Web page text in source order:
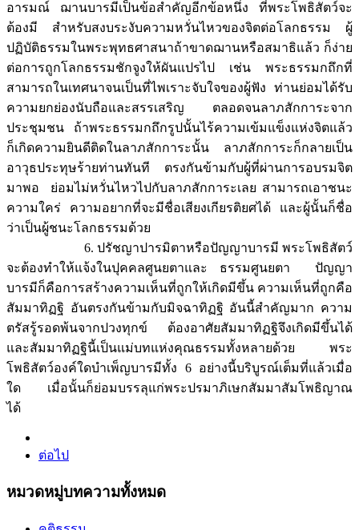
อารมณ์ ฌานบารมีเป็นข้อสำคัญอีกข้อหนึ่ง ที่พระโพธิสัตว์จะ
ต้องมี สำหรับสงบระงับความหวั่นไหวของจิตต่อโลกธรรม ผู้
ปฏิบัติธรรมในพระพุทธศาสนาถ้าขาดฌานหรือสมาธิแล้ว ก็ง่าย
ต่อการถูกโลกธรรมชักจูงให้ผันแปรไป เช่น พระธรรมกถึกที่
สามารถในเทศนาจนเป็นที่ไพเราะจับใจของผู้ฟัง ท่านย่อมได้รับ
ความยกย่องนับถือและสรรเสริญ ตลอดจนลาภสักการะจาก
ประชุมชน ถ้าพระธรรมกถึกรูปนั้นไร้ความเข้มแข็งแห่งจิตแล้ว
ก็เกิดความยินดีติดในลาภสักการะนั้น ลาภสักการะก็กลายเป็น
อาวุธประทุษร้ายท่านทันที ตรงกันข้ามกับผู้ที่ผ่านการอบรมจิต
มาพอ ย่อมไม่หวั่นไหวไปกับลาภสักการะเลย สามารถเอาชนะ
ความใคร่ ความอยากที่จะมีชื่อเสียงเกียรติยศได้ และผู้นั้นก็ชื่อ
ว่าเป็นผู้ชนะโลกธรรมด้วย
6. ปรัชญาปารมิตาหรือปัญญาบารมี พระโพธิสัตว์
จะต้องทำให้แจ้งในปุคคลศูนยตาและ ธรรมศูนยตา ปัญญา
บารมีก็คือการสร้างความเห็นที่ถูกให้เกิดมีขึ้น ความเห็นที่ถูกคือ
สัมมาทิฏฐิ อันตรงกันข้ามกับมิจฉาทิฏฐิ อันนี้สำคัญมาก ความ
ตรัสรู้รอดพ้นจากปวงทุกข์ ต้องอาศัยสัมมาทิฏฐิจึงเกิดมีขึ้นได้
และสัมมาทิฏฐินี้เป็นแม่บทแห่งคุณธรรมทั้งหลายด้วย พระ
โพธิสัตว์องค์ใดบำเพ็ญบารมีทั้ง 6 อย่างนี้บริบูรณ์เต็มที่แล้วเมื่อ
ใด เมื่อนั้นก็ย่อมบรรลุแก่พระปรมาภิเษกสัมมาสัมโพธิญาณ
ได้
ต่อไป
หมวดหมู่บทความทั้งหมด